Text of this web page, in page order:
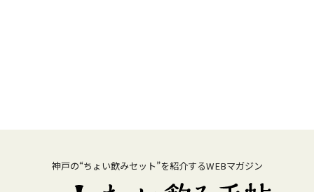
神戸の“ちょい飲みセット”を紹介するWEBマガジン